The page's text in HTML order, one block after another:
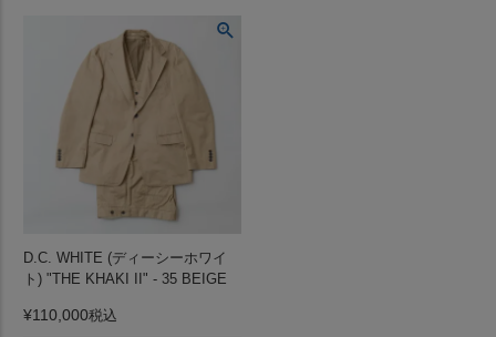
D.C. WHITE (ディーシーホワイ
ト) "THE KHAKI II" - 35 BEIGE
¥110,000税込